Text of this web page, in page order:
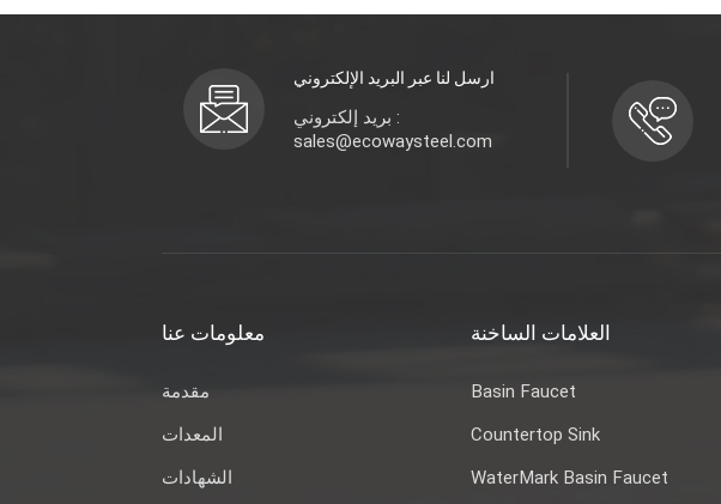
ارسل لنا عبر البريد الإلكتروني
بريد إلكتروني :
sales@ecowaysteel.com
معلومات عنا
مقدمة
المعدات
الشهادات
العلامات الساخنة
Basin Faucet
Countertop Sink
WaterMark Basin Faucet